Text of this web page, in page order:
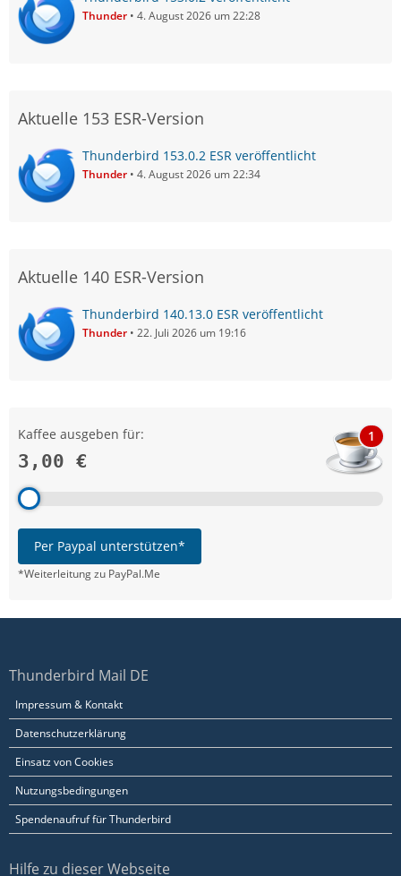
Thunder 4. August 2026 um 22:28
Aktuelle 153 ESR-Version
Thunderbird 153.0.2 ESR veröffentlicht
Thunder 4. August 2026 um 22:34
Aktuelle 140 ESR-Version
Thunderbird 140.13.0 ESR veröffentlicht
Thunder 22. Juli 2026 um 19:16
Kaffee ausgeben für:
3,00 €
1
Per Paypal unterstützen*
*Weiterleitung zu PayPal.Me
Thunderbird Mail DE
Impressum & Kontakt
Datenschutzerklärung
Einsatz von Cookies
Nutzungsbedingungen
Spendenaufruf für Thunderbird
Hilfe zu dieser Webseite